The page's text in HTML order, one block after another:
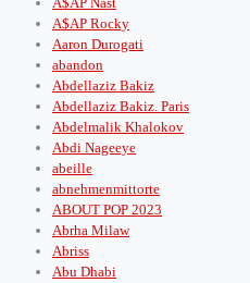
A$AP Rocky
Aaron Durogati
abandon
Abdellaziz Bakiz
Abdellaziz Bakiz. Paris
Abdelmalik Khalokov
Abdi Nageeye
abeille
abnehmenmittorte
ABOUT POP 2023
Abrha Milaw
Abriss
Abu Dhabi